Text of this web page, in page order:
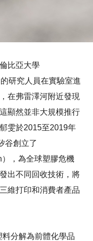
比亞大學
研究人員在實驗室進
在弗雷澤河附近發現
顯然並非大規模推行
雯於2015至2019年
谷創立了
，為全球塑膠危機
出不同回收技術，將
維打印和消費者產品
分解為前體化學品